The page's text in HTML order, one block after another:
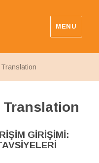
MENU
Translation
GİRİŞİMİ: